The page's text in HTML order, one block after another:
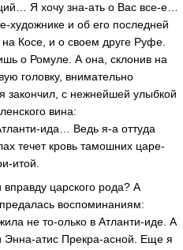
Я хочу зна-ать о Вас все-е…
художнике и об его последней
Косе, и о своем друге Руфе.
о Ромуле. А она, склонив на
головку, внимательно
закончил, с нежнейшей улыбкой
вина:
ида… Ведь я-а оттуда
течет кровь тамошних царе-
итой.
царского рода? А
воспоминаниям:
не то-олько в Атланти-иде. А
Энна-атис Прекра-асной. Еще я